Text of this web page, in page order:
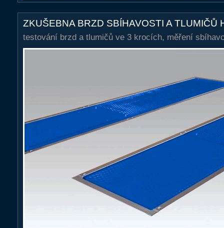
sbíhavosti kol
ZKUŠEBNA BRZD SBÍHAVOSTI A TLUMIČŮ
testování brzd a tlumičů ve 3 krocích, měření